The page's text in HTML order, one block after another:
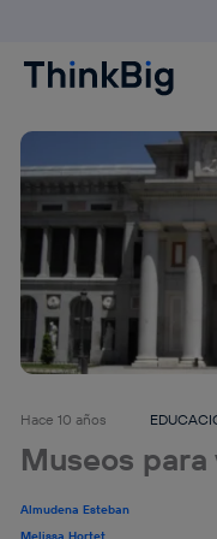
Hace 10 años
Museos
Almudena Esteban